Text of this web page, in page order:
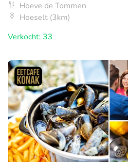
Hoeve de Tommen
Hoeselt (3km)
Verkocht: 33